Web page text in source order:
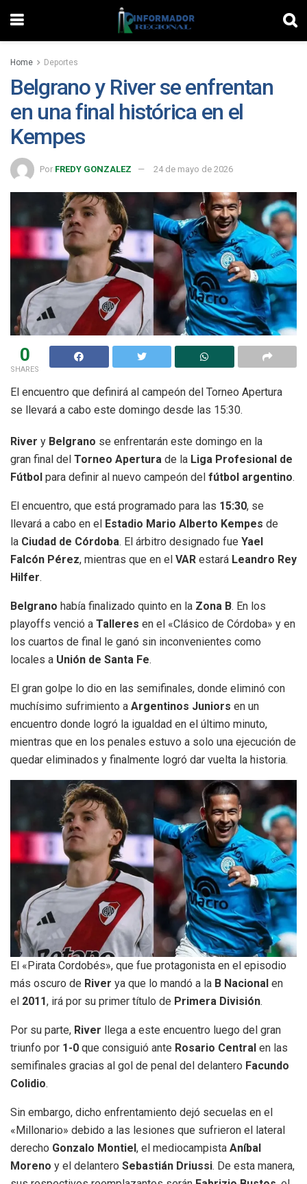
Home Deportes
Belgrano y River se enfrentan
en una final histórica en el
Kempes
Por FREDY GONZALEZ 24 de mayo de 2026
0
SHARES
El encuentro que definirá al campeón del Torneo Apertura
se llevará a cabo este domingo desde las 15:30.
River y Belgrano se enfrentarán este domingo en la
gran final del Torneo Apertura de la Liga Profesional de
Fútbol para definir al nuevo campeón del fútbol argentino.
El encuentro, que está programado para las 15:30, se
llevará a cabo en el Estadio Mario Alberto Kempes de
la Ciudad de Córdoba. El árbitro designado fue Yael
Falcón Pérez, mientras que en el VAR estará Leandro Rey
Hilfer.
Belgrano había finalizado quinto en la Zona B. En los
playoffs venció a Talleres en el «Clásico de Córdoba» y en
los cuartos de final le ganó sin inconvenientes como
locales a Unión de Santa Fe.
El gran golpe lo dio en las semifinales, donde eliminó con
muchísimo sufrimiento a Argentinos Juniors en un
encuentro donde logró la igualdad en el último minuto,
mientras que en los penales estuvo a solo una ejecución de
quedar eliminados y finalmente logró dar vuelta la historia.
El «Pirata Cordobés», que fue protagonista en el episodio
más oscuro de River ya que lo mandó a la B Nacional en
el 2011, irá por su primer título de Primera División.
Por su parte, River llega a este encuentro luego del gran
triunfo por 1-0 que consiguió ante Rosario Central en las
semifinales gracias al gol de penal del delantero Facundo
Colidio.
Sin embargo, dicho enfrentamiento dejó secuelas en el
«Millonario» debido a las lesiones que sufrieron el lateral
derecho Gonzalo Montiel, el mediocampista Aníbal
Moreno y el delantero Sebastián Driussi. De esta manera,